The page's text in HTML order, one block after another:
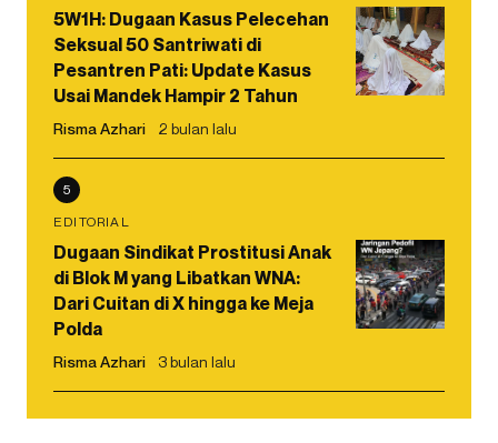
5W1H: Dugaan Kasus Pelecehan
Seksual 50 Santriwati di
Pesantren Pati: Update Kasus
Usai Mandek Hampir 2 Tahun
Risma Azhari 2 bulan lalu
5
EDITORIAL
Dugaan Sindikat Prostitusi Anak
di Blok M yang Libatkan WNA:
Dari Cuitan di X hingga ke Meja
Polda
Risma Azhari 3 bulan lalu